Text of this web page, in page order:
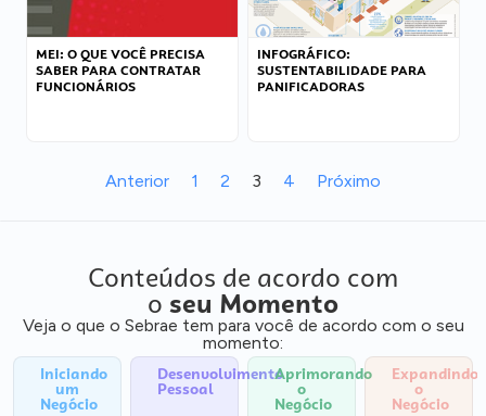
MEI: O QUE VOCÊ PRECISA
SABER PARA CONTRATAR
FUNCIONÁRIOS
INFOGRÁFICO:
SUSTENTABILIDADE PARA
PANIFICADORAS
Anterior 1 2 3 4 Próximo
Conteúdos de acordo com
o seu Momento
Veja o que o Sebrae tem para você de acordo com o seu
momento:
Iniciando
um
Negócio
Desenvolvimento
Pessoal
Aprimorando
o
Negócio
Expandindo
o
Negócio